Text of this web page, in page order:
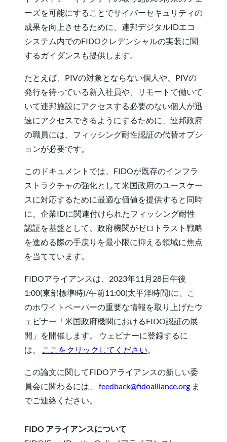
ーズを可能にすることでサイバーセキュリティの
成果を向上させるために、連邦デジタルIDエコ
システム内でのFIDOクレデンシャルの実装に関
するガイダンスも提供します。
たとえば、PIVの対象とならない個人や、PIVの
発行を待っている新入社員や、リモートで働いて
いて連邦施設にアクセスする必要のない個人が迅
速にアクセスできるようにするために、連邦政府
の職員には、フィッシング耐性認証の代替オプシ
ョンが必要です。
このドキュメントでは、FIDOが既存のインフラ
ストラクチャの強化として米国政府のユースケー
スに対応するために最適な価値を提供すると同時
に、企業IDに関連付けられたフィッシング耐性
認証を基盤として、政府機関がゼロトラスト戦略
を進める際の手戻りを最小限に抑える領域に焦点
を当てています。
FIDOアライアンスは、2023年11月28日午後
1:00(東部標準時)/午前11:00(太平洋時間)に、こ
のホワイトペーパーの重要な情報を取り上げたウ
ェビナー「米国政府機関におけるFIDO認証の展
開」を開催します。 ウェビナーに登録するに
は、
ここをクリックしてください。
この論文に関してFIDOアライアンスの新しい委
員会に関わるには、 feedback@fidoalliance.org ま
でご連絡ください。
FIDO アライアンスについて